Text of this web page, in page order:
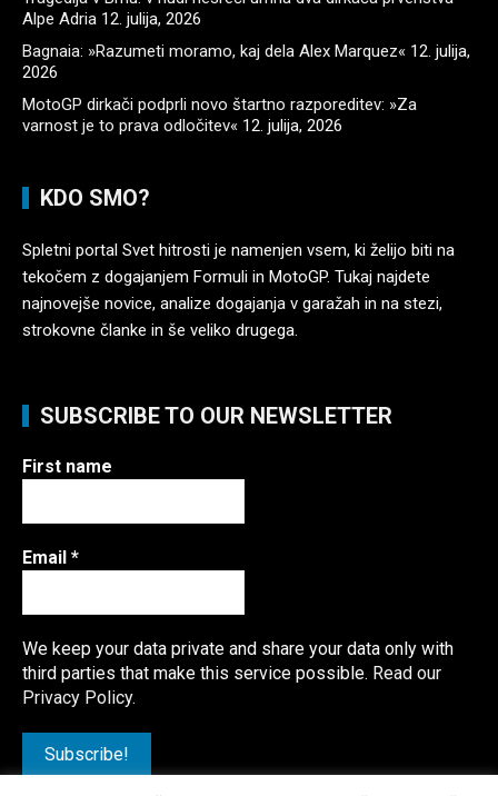
Alpe Adria 12. julija, 2026
Bagnaia: »Razumeti moramo, kaj dela Alex Marquez« 12. julija,
2026
MotoGP dirkači podprli novo štartno razporeditev: »Za
varnost je to prava odločitev« 12. julija, 2026
KDO SMO?
Spletni portal Svet hitrosti je namenjen vsem, ki želijo biti na
tekočem z dogajanjem Formuli in MotoGP. Tukaj najdete
najnovejše novice, analize dogajanja v garažah in na stezi,
strokovne članke in še veliko drugega.
SUBSCRIBE TO OUR NEWSLETTER
First name
Email *
We keep your data private and share your data only with
third parties that make this service possible. Read our
Privacy Policy.